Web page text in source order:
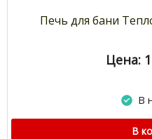
Печь для бани
Цена:
В
В